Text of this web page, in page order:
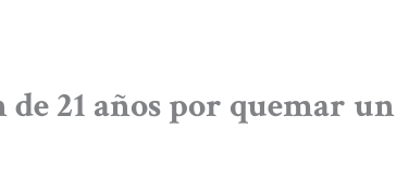
21 años por quemar un